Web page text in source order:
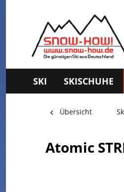
SKI SKISCHUHE
Übersicht
Atomic